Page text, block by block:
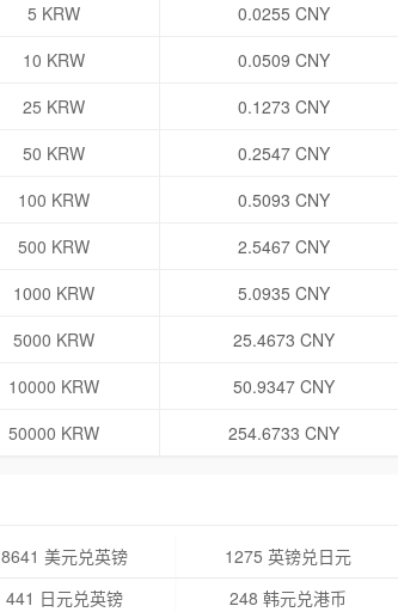
5 KRW
0.0255 CNY
10 KRW
0.0509 CNY
25 KRW
0.1273 CNY
50 KRW
0.2547 CNY
100 KRW
0.5093 CNY
500 KRW
2.5467 CNY
1000 KRW
5.0935 CNY
5000 KRW
25.4673 CNY
10000 KRW
50.9347 CNY
50000 KRW 254.6733 CNY
8641 美元兑英镑
1275 英镑兑日元
441 日元兑英镑
248 韩元兑港币